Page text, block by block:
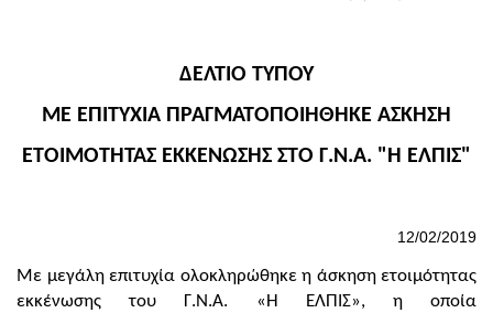
ΔΕΛΤΙΟ ΤΥΠΟΥ
ΜΕ ΕΠΙΤΥΧΙΑ ΠΡΑΓΜΑΤΟΠΟΙΗΘΗΚΕ ΑΣΚΗΣΗ
ΕΤΟΙΜΟΤΗΤΑΣ ΕΚΚΕΝΩΣΗΣ ΣΤΟ Γ.Ν.Α. "Η ΕΛΠΙΣ"
12/02/2019
Με μεγάλη επιτυχία ολοκληρώθηκε η άσκηση ετοιμότητας
εκκένωσης του Γ.Ν.Α. «Η ΕΛΠΙΣ», η οποία